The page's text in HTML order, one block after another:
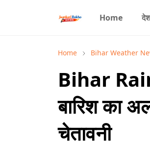
Home
Home Bihar Weather
Bihar
बारिश का
चेतावनी